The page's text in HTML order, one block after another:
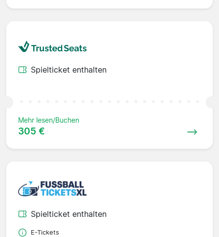
Spielticket enthalten
Mehr lesen/Buchen
305 €
Spielticket enthalten
E-Tickets